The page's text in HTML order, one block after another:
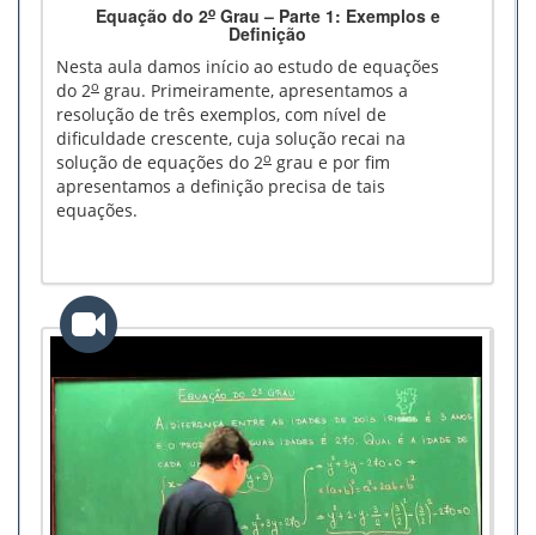
Equação do 2oGrau – Parte 1: Exemplos e
Definição
Nesta aula damos início ao estudo de equações
do 2o grau. Primeiramente, apresentamos a
resolução de três exemplos, com nível de
dificuldade crescente, cuja solução recai na
solução de equações do 2o grau e por fim
apresentamos a definição precisa de tais
equações.